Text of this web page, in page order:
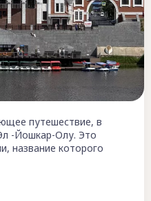
путешествие, в
-Йошкар-Олу. Это
название которого